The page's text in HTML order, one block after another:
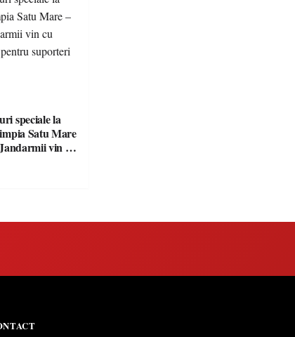
speciale la
Satu Mare
vin cu